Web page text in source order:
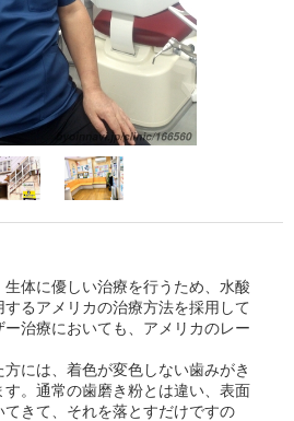
体に優しい治療を行うため、水酸
るアメリカの治療方法を採用して
治療においても、アメリカのレー
には、着色が変色しない歯みがき
。通常の歯磨き粉とは違い、表面
きて、それを落とすだけですの